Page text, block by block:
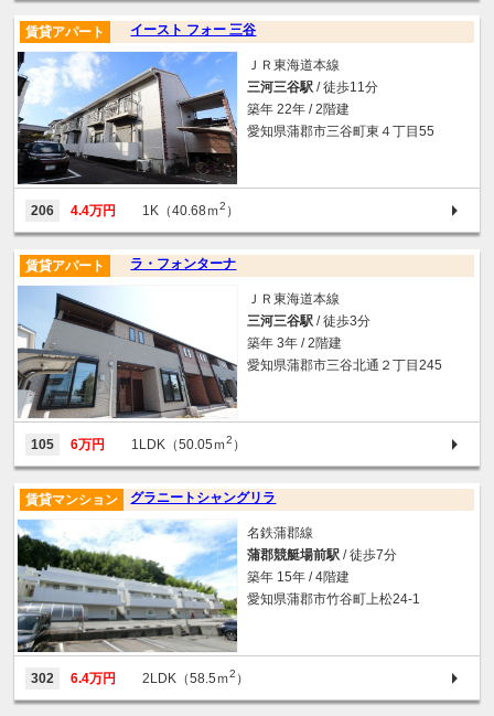
イースト フォー 三谷
賃貸アパート
ＪＲ東海道本線
三河三谷駅 / 徒歩11分
築年 22年 / 2階建
愛知県蒲郡市三谷町東４丁目55
206 4.4万円 1K（40.68ｍ2 ）
ラ・フォンターナ
賃貸アパート
ＪＲ東海道本線
三河三谷駅 / 徒歩3分
築年 3年 / 2階建
愛知県蒲郡市三谷北通２丁目245
105 6万円 1LDK（50.05ｍ2 ）
グラニートシャングリラ
賃貸マンション
名鉄蒲郡線
蒲郡競艇場前駅 / 徒歩7分
築年 15年 / 4階建
愛知県蒲郡市竹谷町上松24-1
302 6.4万円 2LDK（58.5ｍ2 ）